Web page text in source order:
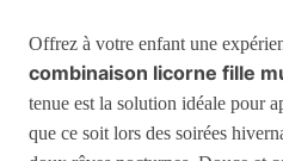
Offrez à votre enfant une
combinaison licorne fille
tenue est la solution idéale pour
que ce soit lors des soirées